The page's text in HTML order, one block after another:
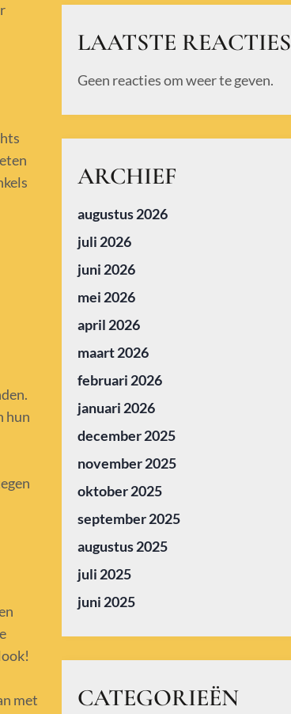
hun
met
LAATSTE REACTIES
Geen reacties om weer te geven.
ARCHIEF
augustus 2026
juli 2026
juni 2026
mei 2026
april 2026
maart 2026
februari 2026
januari 2026
december 2025
november 2025
oktober 2025
september 2025
augustus 2025
juli 2025
juni 2025
CATEGORIEËN